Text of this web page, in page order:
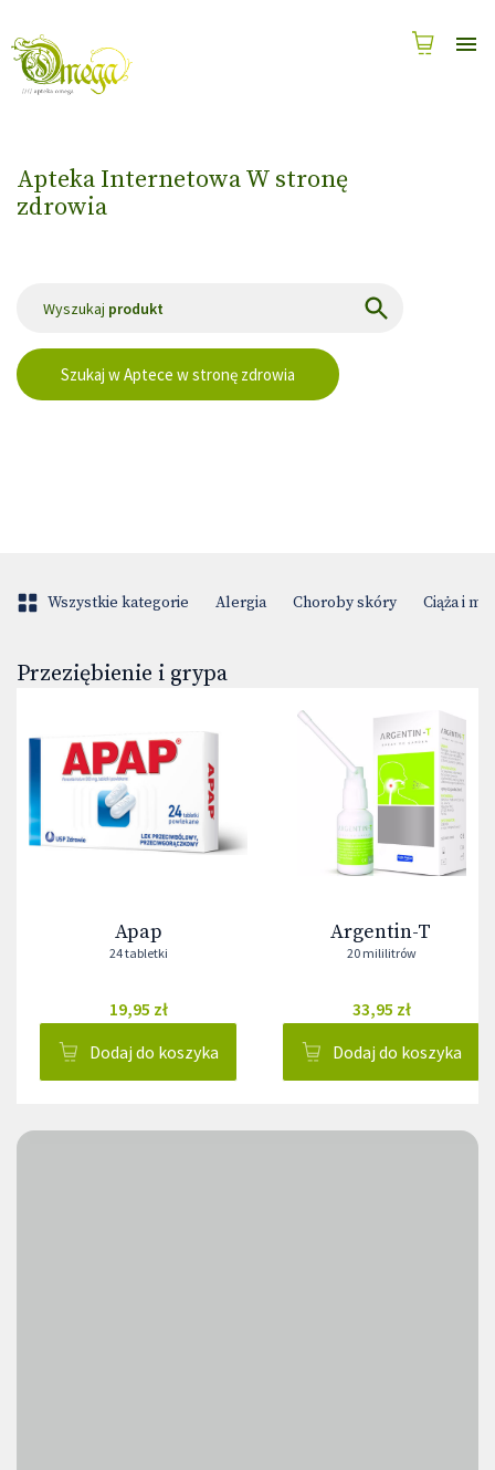
Apteka Internetowa W stronę
zdrowia
Wyszukaj produkt
Szukaj w Aptece w stronę zdrowia
Wszystkie kategorie Alergia Choroby skóry Ciąża i
Przeziębienie i grypa
Apap
24 tabletki
19,95 zł
Dodaj do koszyka
Argentin-T
20 mililitrów
33,95 zł
Dodaj do koszyka